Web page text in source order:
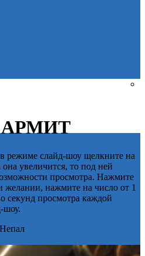
АРМИТ
режиме слайд-шоу щелкните на
увеличится, то под ней
просмотра. Нажмите
желании, нажмите на число от 1
секунд просмотра каждой
шоу.